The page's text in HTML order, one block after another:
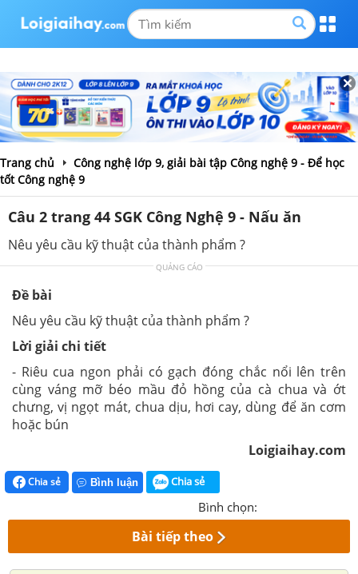
Trang chủ
Công nghệ lớp 9, giải bài tập Công nghệ 9 - Để học
tốt Công nghệ 9
Câu 2 trang 44 SGK Công Nghệ 9 - Nấu ăn
Nêu yêu cầu kỹ thuật của thành phẩm ?
QUẢNG CÁO
Đề bài
Nêu yêu cầu kỹ thuật của thành phẩm ?
Lời giải chi tiết
- Riêu cua ngon phải có gạch đóng chắc nổi lên trên
cùng váng mỡ béo mầu đỏ hồng của cà chua và ớt
chưng, vị ngọt mát, chua dịu, hơi cay, dùng để ăn cơm
hoặc bún
Loigiaihay.com
Chia sẻ Bình luận Chia sẻ
Bình chọn:
Bài tiếp theo